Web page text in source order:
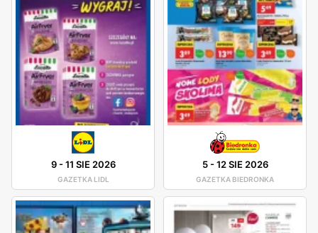
9-11 SIE 2026
GAZETKA LIDL
5-12 SIE 2026
GAZETKA BIEDRONKA